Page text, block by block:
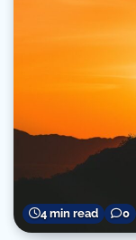
4 min read 0